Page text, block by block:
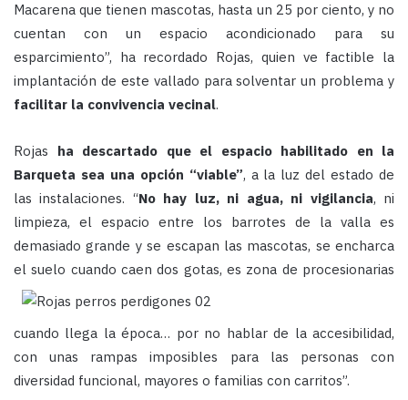
Macarena que tienen mascotas, hasta un 25 por ciento, y no
cuentan con un espacio acondicionado para su
esparcimiento”, ha recordado Rojas, quien ve factible la
implantación de este vallado para solventar un problema y
facilitar la convivencia vecinal.
Rojas ha descartado que el espacio habilitado en la
Barqueta sea una opción “viable”, a la luz del estado de
las instalaciones. “No hay luz, ni agua, ni vigilancia, ni
limpieza, el espacio entre los barrotes de la valla es
demasiado grande y se escapan las mascotas, se encharca
el suelo cuando caen dos gotas, es zona de procesionarias
cuando llega la época… por no hablar de la accesibilidad,
con unas rampas imposibles para las personas con
diversidad funcional, mayores o familias con carritos”.